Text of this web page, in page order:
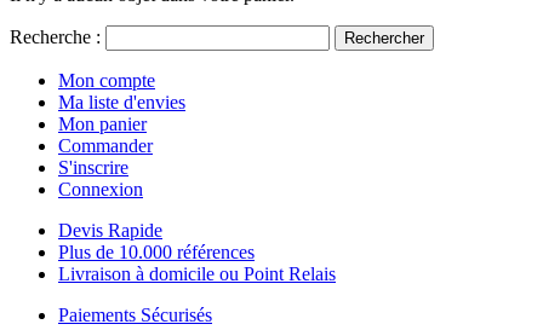
Recherche : Rechercher
Mon compte
Ma liste d'envies
Mon panier
Commander
S'inscrire
Connexion
Devis Rapide
Plus de 10.000 références
Livraison à domicile ou Point Relais
Paiements Sécurisés